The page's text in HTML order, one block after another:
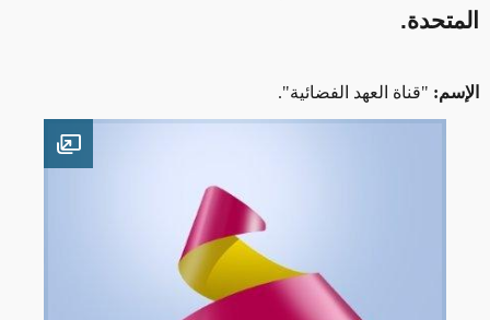
المتحدة.
الإسم: "قناة العهد الفضائية".
image